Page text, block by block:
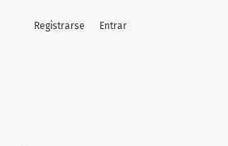
Registrarse Entrar